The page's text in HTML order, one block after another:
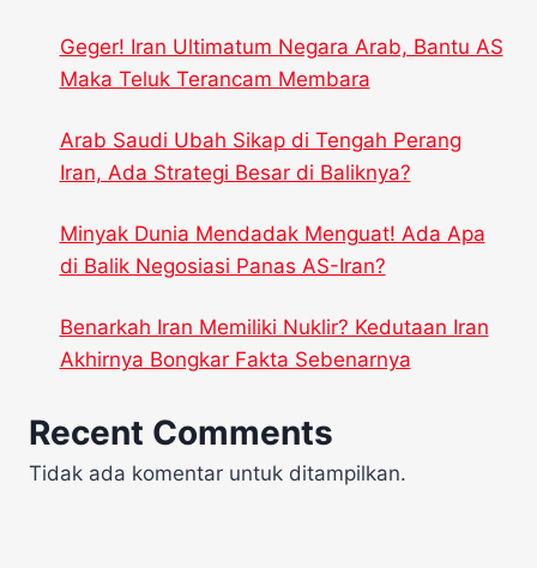
Geger! Iran Ultimatum Negara Arab, Bantu AS
Maka Teluk Terancam Membara
Arab Saudi Ubah Sikap di Tengah Perang
Iran, Ada Strategi Besar di Baliknya?
Minyak Dunia Mendadak Menguat! Ada Apa
di Balik Negosiasi Panas AS-Iran?
Benarkah Iran Memiliki Nuklir? Kedutaan Iran
Akhirnya Bongkar Fakta Sebenarnya
Recent Comments
Tidak ada komentar untuk ditampilkan.